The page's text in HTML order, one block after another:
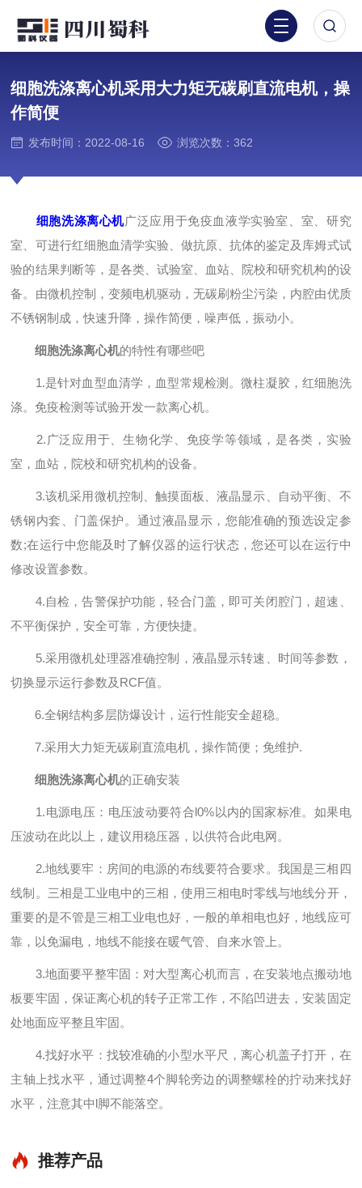
细胞洗涤离心机采用大力矩无碳刷直流电机，操
作简便
发布时间：2022-08-16 浏览次数：362
细胞洗涤离心机广泛应用于免疫血液学实验室、室、研究
室、可进行红细胞血清学实验、做抗原、抗体的鉴定及库姆式试
验的结果判断等，是各类、试验室、血站、院校和研究机构的设
备。由微机控制，变频电机驱动，无碳刷粉尘污染，内腔由优质
不锈钢制成，快速升降，操作简便，噪声低，振动小。
细胞洗涤离心机的特性有哪些吧
1.是针对血型血清学，血型常规检测。微柱凝胶，红细胞洗
涤。免疫检测等试验开发一款离心机。
2.广泛应用于、生物化学、免疫学等领域，是各类，实验
室，血站，院校和研究机构的设备。
3.该机采用微机控制、触摸面板、液晶显示、自动平衡、不
锈钢内套、门盖保护。通过液晶显示，您能准确的预选设定参
数;在运行中您能及时了解仪器的运行状态，您还可以在运行中
修改设置参数。
4.自检，告警保护功能，轻合门盖，即可关闭腔门，超速、
不平衡保护，安全可靠，方便快捷。
5.采用微机处理器准确控制，液晶显示转速、时间等参数，
切换显示运行参数及RCF值。
6.全钢结构多层防爆设计，运行性能安全超稳。
7.采用大力矩无碳刷直流电机，操作简便；免维护.
细胞洗涤离心机的正确安装
1.电源电压：电压波动要符合l0%以内的国家标准。如果电
压波动在此以上，建议用稳压器，以供符合此电网。
2.地线要牢：房间的电源的布线要符合要求。我国是三相四
线制。三相是工业电中的三相，使用三相电时零线与地线分开，
重要的是不管是三相工业电也好，一般的单相电也好，地线应可
靠，以免漏电，地线不能接在暖气管、自来水管上。
3.地面要平整牢固：对大型离心机而言，在安装地点搬动地
板要牢固，保证离心机的转子正常工作，不陷凹进去，安装固定
处地面应平整且牢固。
4.找好水平：找较准确的小型水平尺，离心机盖子打开，在
主轴上找水平，通过调整4个脚轮旁边的调整螺栓的拧动来找好
水平，注意其中l脚不能落空。
推荐产品